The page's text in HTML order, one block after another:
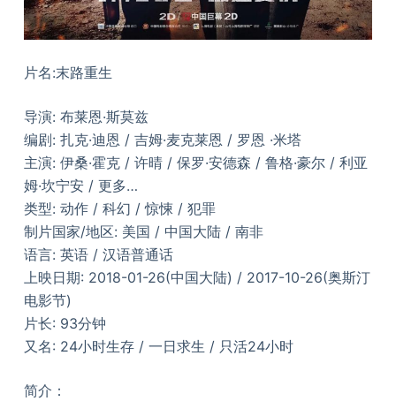
片名:末路重生
导演: 布莱恩·斯莫兹
编剧: 扎克·迪恩 / 吉姆·麦克莱恩 / 罗恩 ·米塔
主演: 伊桑·霍克 / 许晴 / 保罗·安德森 / 鲁格·豪尔 / 利亚
姆·坎宁安 / 更多…
类型: 动作 / 科幻 / 惊悚 / 犯罪
制片国家/地区: 美国 / 中国大陆 / 南非
语言: 英语 / 汉语普通话
上映日期: 2018-01-26(中国大陆) / 2017-10-26(奥斯汀
电影节)
片长: 93分钟
又名: 24小时生存 / 一日求生 / 只活24小时
简介：